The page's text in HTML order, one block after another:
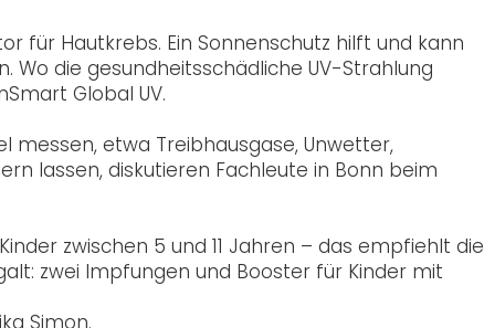
für Hautkrebs. Ein Sonnenschutz hilft und kann
Wo die gesundheitsschädliche UV-Strahlung
Global UV.
messen, etwa Treibhausgase, Unwetter,
lassen, diskutieren Fachleute in Bonn beim
zwischen 5 und 11 Jahren – das empfiehlt die
zwei Impfungen und Booster für Kinder mit
Simon.